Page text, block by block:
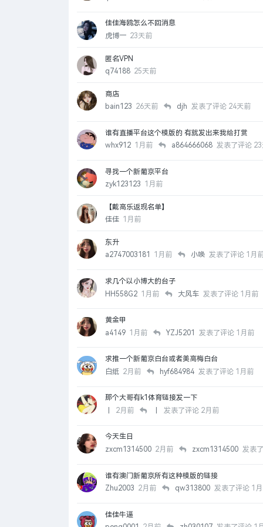
佳佳海鸥怎么不回消息
虎博一 23天前
匿名VPN
q74188 25天前
商店
bain123 26天前 djh 发表了评论24天前
谁有直播平台这个模版的 有就发出来我给打赏
whx912 1月前 a864666068 发表了评论23
寻找一个新葡京平台
zyk123123 1月前
【戴高乐返现名单】
佳佳 1月前
东升
a2747003181
1月前 小唤 发表了评论1月
求几个以小博大的台子
HH558G2 1月前 大风车 发表了评论1月前
黄金甲
a4149 1月前 YZJ5201 发表了评论1月前
求推一个新葡京白台或者美高梅白台
白纸 2月前 hyf684984 发表了评论1月前
那个大哥有k1体育链接发一下
2月前 发表了评论2月前
今天生日
zxcm1314500 2月前 zxcm1314500 发表
谁有澳门新葡京所有这种模版的链接
Zhu2003 2月前 qw313800 发表了评论1月
佳佳牛逼